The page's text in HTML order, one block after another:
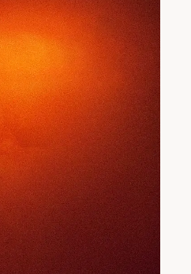
ントについて
について